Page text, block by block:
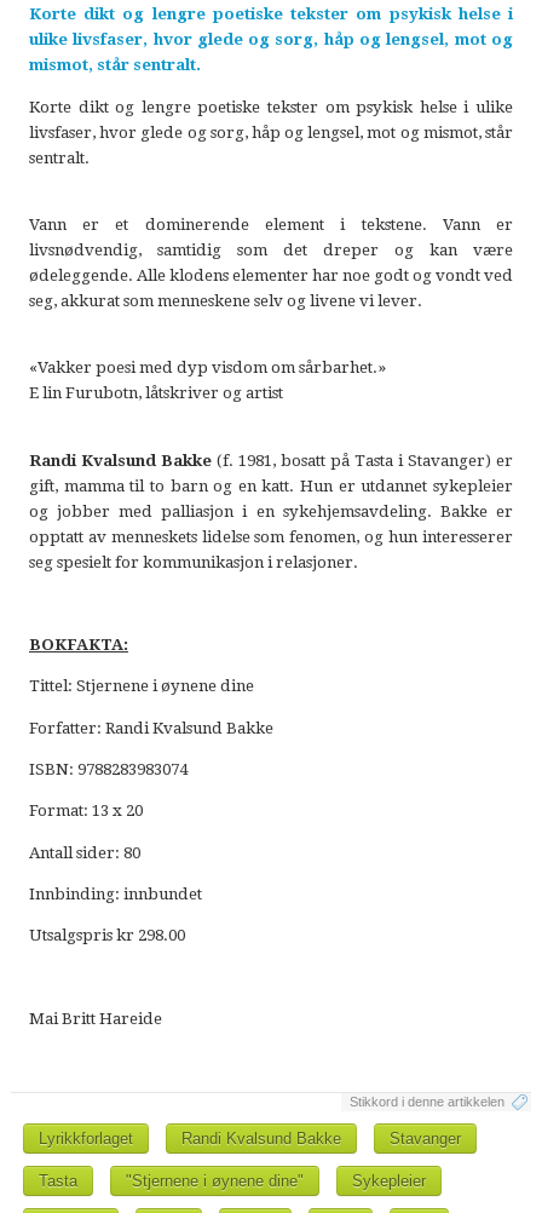
Korte dikt og lengre poetiske tekster om psykisk helse i
ulike livsfaser, hvor glede og sorg, håp og lengsel, mot og
mismot, står sentralt.
Korte dikt og lengre poetiske tekster om psykisk helse i ulike
livsfaser, hvor glede og sorg, håp og lengsel, mot og mismot, står
sentralt.
Vann er et dominerende element i tekstene. Vann er
livsnødvendig, samtidig som det dreper og kan være
ødeleggende. Alle klodens elementer har noe godt og vondt ved
seg, akkurat som menneskene selv og livene vi lever.
«Vakker poesi med dyp visdom om sårbarhet.»
E lin Furubotn, låtskriver og artist
Randi Kvalsund Bakke(f. 1981, bosatt på Tasta i Stavanger) er
gift, mamma til to barn og en katt. Hun er utdannet sykepleier
og jobber med palliasjon i en sykehjemsavdeling. Bakke er
opptatt av menneskets lidelse som fenomen, og hun interesserer
seg spesielt for kommunikasjon i relasjoner.
BOKFAKTA:
Tittel: Stjernene i øynene dine
Forfatter: Randi Kvalsund Bakke
ISBN: 9788283983074
Format: 13 x 20
Antall sider: 80
Innbinding: innbundet
Utsalgspris kr 298.00
Mai Britt Hareide
Stikkord i denne artikkelen
Lyrikkforlaget Randi Kvalsund Bakke Stavanger
Tasta "Stjernene i øynene dine" Sykepleier